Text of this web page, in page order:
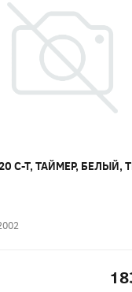
С-Т, ТАЙМЕР, БЕЛЫЙ,